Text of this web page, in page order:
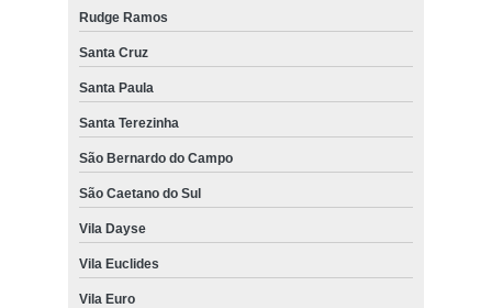
Rudge Ramos
Santa Cruz
Santa Paula
Santa Terezinha
São Bernardo do Campo
São Caetano do Sul
Vila Dayse
Vila Euclides
Vila Euro